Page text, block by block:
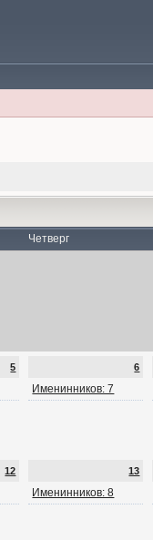
Четверг
5 6
Именинников: 7
12 13
Именинников: 8